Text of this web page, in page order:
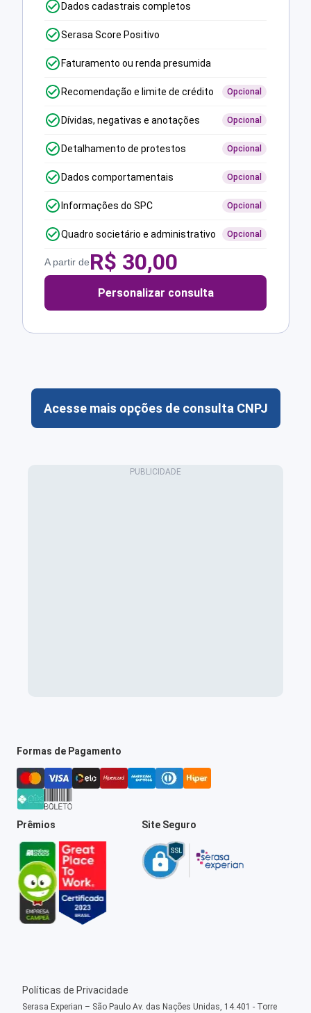
Dados cadastrais completos
Serasa Score Positivo
Faturamento ou renda presumida
Recomendação e limite de crédito Opcional
Dívidas, negativas e anotações Opcional
Detalhamento de protestos Opcional
Dados comportamentais Opcional
Informações do SPC Opcional
Quadro societário e administrativo Opcional
A partir deR$ 30,00
Personalizar consulta
Acesse mais opções de consulta CNPJ
Formas de Pagamento
Prêmios Site Seguro
Políticas de Privacidade
Serasa Experian – São Paulo Av. das Nações Unidas, 14.401 - Torre